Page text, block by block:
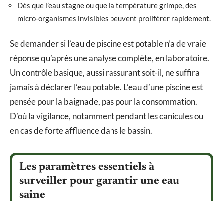
Dès que l’eau stagne ou que la température grimpe, des
micro-organismes invisibles peuvent proliférer rapidement.
Se demander si l’eau de piscine est potable n’a de vraie
réponse qu’après une analyse complète, en laboratoire.
Un contrôle basique, aussi rassurant soit-il, ne suffira
jamais à déclarer l’eau potable. L’eau d’une piscine est
pensée pour la baignade, pas pour la consommation.
D’où la vigilance, notamment pendant les canicules ou
en cas de forte affluence dans le bassin.
Les paramètres essentiels à
surveiller pour garantir une eau
saine